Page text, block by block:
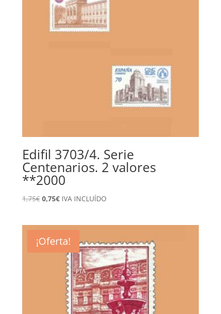
Edifil 3703/4. Serie
Centenarios. 2 valores
**2000
1,75€ El
1,75€.
0,75€El
0,75€.
IVA INCLUÍDO
¡Oferta!